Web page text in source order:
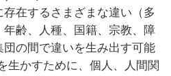
在するさまざまな違い（多
齢、人種、国籍、宗教、障
の間で違いを生み出す可能
生かすために、個人、人間関